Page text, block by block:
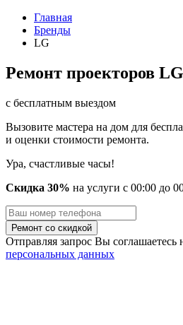
Главная
Бренды
LG
Ремонт проекторов
с бесплатным выездом
Вызовите мастера на дом для
и оценки стоимости ремонта.
Ура, счастливые часы!
Скидка 30% на услуги с 00:00 до
Отправляя запрос Вы соглашаетесь
персональных данных